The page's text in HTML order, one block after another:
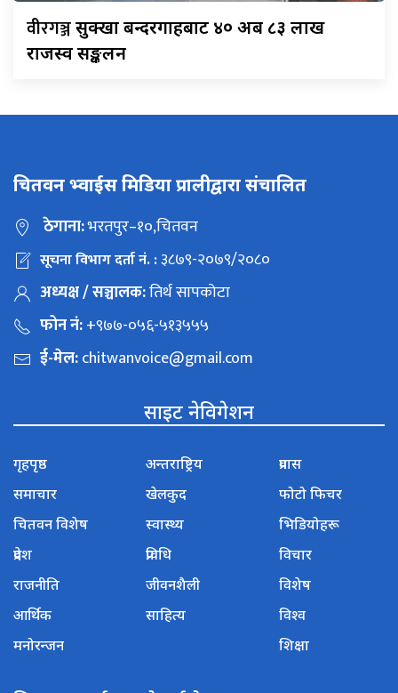
वीरगञ्जसुक्खा बन्दरगाहबाट ४० अर्ब ८३ लाख
राजस्व सङ्कलन
चितवन भ्वाईस मिडिया प्रालीद्वारा संचालित
ठेगाना:भरतपुर–१०,चितवन
सूचना विभाग दर्ता नं. :३८७९-२०७९/२०८०
अध्यक्ष / सञ्चालक:तिर्थ सापकोटा
फोन नं:+९७७-०५६-५१३५५५
ई-मेल:chitwanvoice@gmail.com
साइट नेविगेशन
गृहपृष्ठ
समाचार
चितवन विशेष
प्रदेश
राजनीति
आर्थिक
मनोरन्जन
अन्तराष्ट्रिय
खेलकुद
स्वास्थ्य
प्रविधि
जीवनशैली
साहित्य
प्रवास
फोटो फिचर
भिडियोहरू
विचार
विशेष
विश्व
शिक्षा